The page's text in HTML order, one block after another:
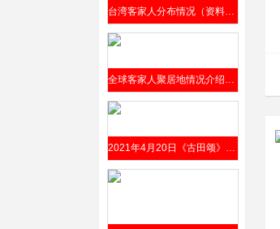
台湾客家人分布情况（资料来源2012年7月台湾铭传大学汤涵如硕士学位论文《客委会客家广告形象之研究》）
全球客家人聚居地情况介绍（据谭元亨、詹天庠主编《客家文化大典》）
2021年4月20日《古田颂》（何英词 李式耀曲）交响组歌唱响国家大剧院